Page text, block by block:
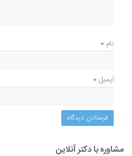
نام*
ایمیل*
مشاوره با دکتر آنلاین